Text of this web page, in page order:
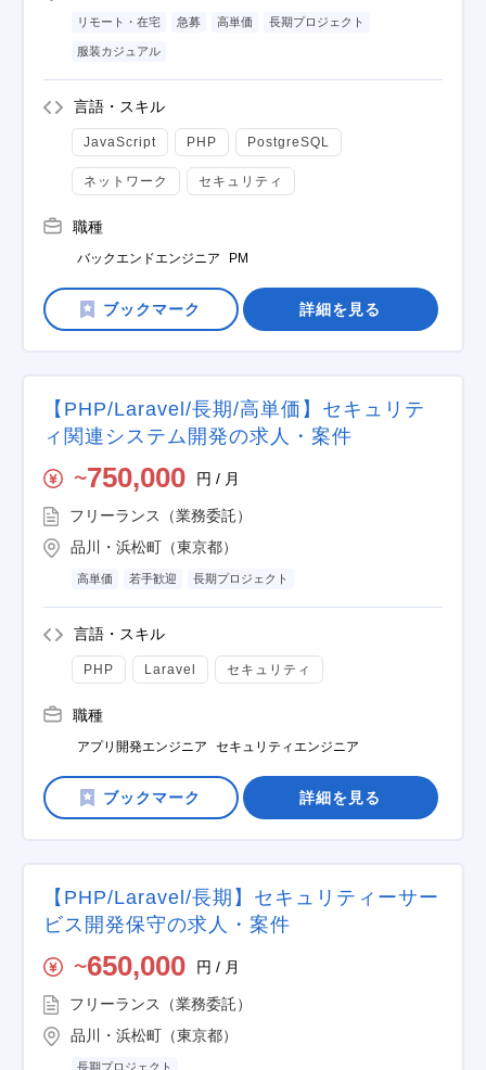
リモート・在宅 急募 高単価 長期プロジェクト
服装カジュアル
言語・スキル
JavaScript PHP PostgreSQL
ネットワーク セキュリティ
職種
バックエンドエンジニア PM
詳細を見る
【PHP/Laravel/長期/高単価】セキュリテ
ィ関連システム開発の求人・案件
〜750,000 円 / 月
フリーランス（業務委託）
品川・浜松町（東京都）
高単価 若手歓迎 長期プロジェクト
言語・スキル
PHP Laravel セキュリティ
職種
アプリ開発エンジニア セキュリティエンジニア
詳細を見る
【PHP/Laravel/長期】セキュリティーサー
ビス開発保守の求人・案件
〜650,000 円 / 月
フリーランス（業務委託）
品川・浜松町（東京都）
長期プロジェクト